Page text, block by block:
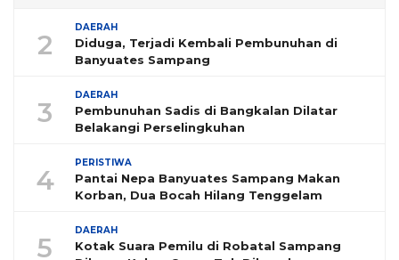
2
DAERAH
Diduga, Terjadi Kembali Pembunuhan di
Banyuates Sampang
3
DAERAH
Pembunuhan Sadis di Bangkalan Dilatar
Belakangi Perselingkuhan
4
PERISTIWA
Pantai Nepa Banyuates Sampang Makan
Korban, Dua Bocah Hilang Tenggelam
5
DAERAH
Kotak Suara Pemilu di Robatal Sampang